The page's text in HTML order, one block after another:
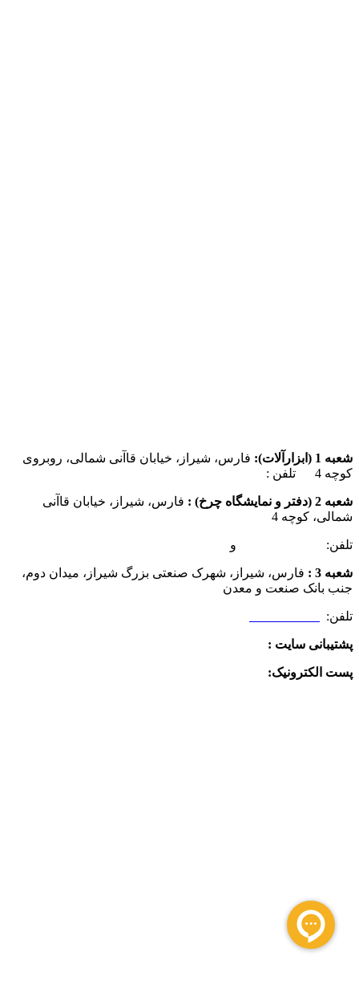
شعبه 1 (ابزارآلات):
فارس، شیراز، خیابان قاآنی شمالی، روبروی
کوچه 4 تلفن :
شعبه 2 (دفتر و نمایشگاه چرخ) :
فارس، شیراز، خیابان قاآنی
شمالی، کوچه 4
تلفن: و
شعبه 3 :
فارس، شیراز، شهرک صنعتی بزرگ شیراز، میدان دوم،
جنب بانک صنعت و معدن
تلفن:
پشتیبانی سایت :
پست الکترونیک: